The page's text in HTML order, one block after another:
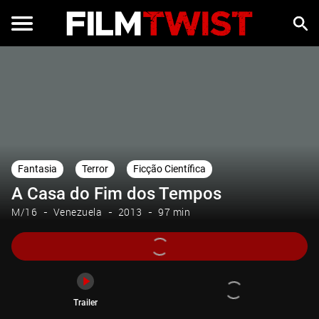
Fantasia Terror Ficção Científica
A Casa do Fim dos Tempos
M/16 Venezuela 2013 97 min
Trailer